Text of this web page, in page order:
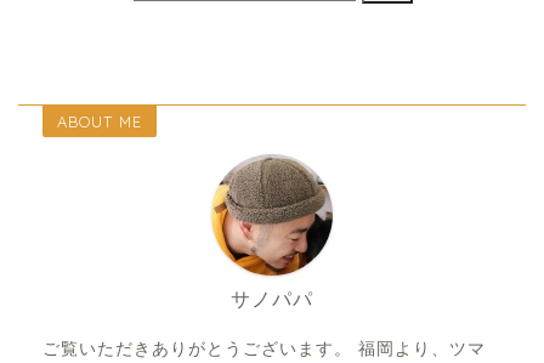
ABOUT ME
サノパパ
ご覧いただきありがとうございます。 福岡より、ツマ